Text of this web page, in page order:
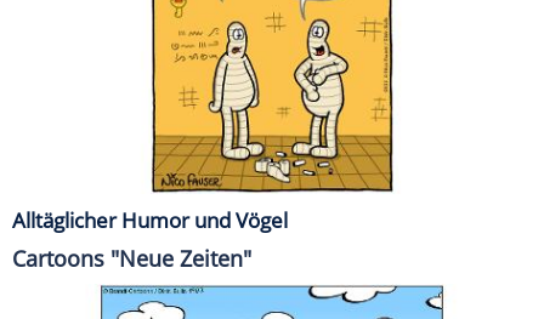
Alltäglicher Humor und Vögel
Cartoons "Neue Zeiten"